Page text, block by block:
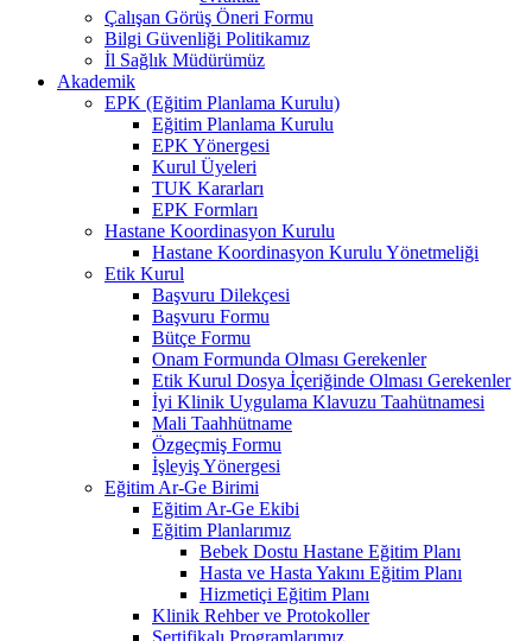
Çalışan Görüş Öneri Formu
Bilgi Güvenliği Politikamız
İl Sağlık Müdürümüz
Akademik
EPK (Eğitim Planlama Kurulu)
Eğitim Planlama Kurulu
EPK Yönergesi
Kurul Üyeleri
TUK Kararları
EPK Formları
Hastane Koordinasyon Kurulu
Hastane Koordinasyon Kurulu Yönetmeliği
Etik Kurul
Başvuru Dilekçesi
Başvuru Formu
Bütçe Formu
Onam Formunda Olması Gerekenler
Etik Kurul Dosya İçeriğinde Olması Gerekenler
İyi Klinik Uygulama Klavuzu Taahütnamesi
Mali Taahhütname
Özgeçmiş Formu
İşleyiş Yönergesi
Eğitim Ar-Ge Birimi
Eğitim Ar-Ge Ekibi
Eğitim Planlarımız
Bebek Dostu Hastane Eğitim Planı
Hasta ve Hasta Yakını Eğitim Planı
Hizmetiçi Eğitim Planı
Klinik Rehber ve Protokoller
Sertifikalı Programlarımız